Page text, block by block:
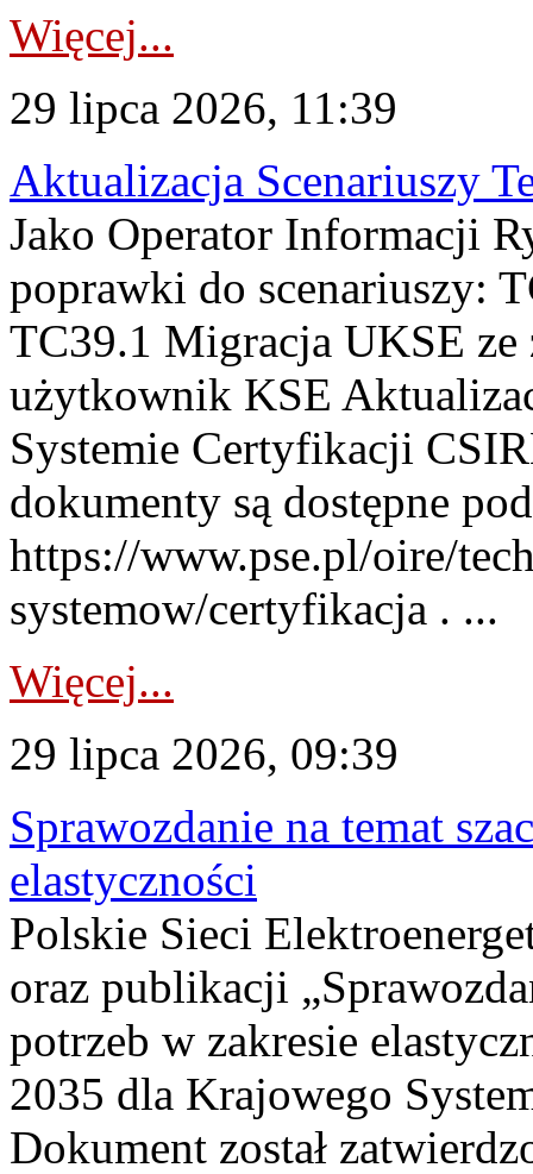
Więcej...
29 lipca 2026, 11:39
Aktualizacja Scenariuszy
Jako Operator Informacji
poprawki do scenariuszy:
TC39.1 Migracja UKSE
użytkownik KSE
Systemie Certyfikacji
dokumenty są dostępne
https://www.pse.pl/oire/
systemow/certyfikacja . ...
Więcej...
29 lipca 2026, 09:39
Sprawozdanie na temat
elastyczności
Polskie Sieci
oraz publikacji
potrzeb w zakresie
2035 dla Krajowego
Dokument został